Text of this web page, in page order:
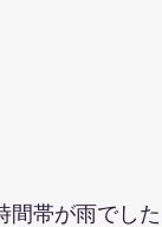
間帯が雨でした